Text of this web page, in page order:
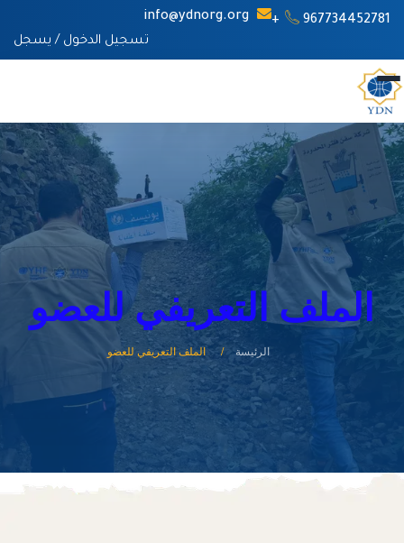
967734452781+
info@ydnorg.org
تسجيل الدخول / يسجل
الملف التعريفي للعضو
الرئيسة الملف التعريفي للعضو